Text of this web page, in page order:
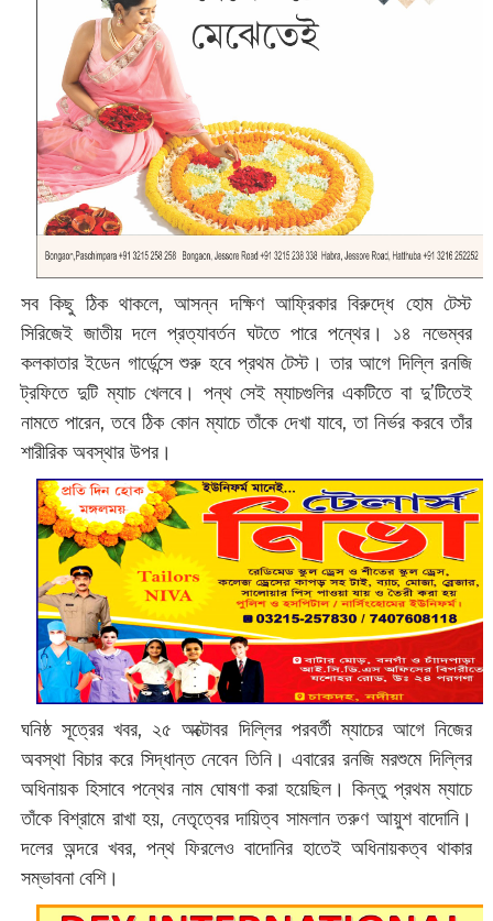
সব কিছু ঠিক থাকলে, আসন্ন দক্ষিণ আফ্রিকার বিরুদ্ধে হোম টেস্ট
সিরিজেই জাতীয় দলে প্রত্যাবর্তন ঘটতে পারে পন্থের। ১৪ নভেম্বর
কলকাতার ইডেন গার্ডেন্সে শুরু হবে প্রথম টেস্ট। তার আগে দিল্লি রনজি
ট্রফিতে দুটি ম্যাচ খেলবে। পন্থ সেই ম্যাচগুলির একটিতে বা দু’টিতেই
নামতে পারেন, তবে ঠিক কোন ম্যাচে তাঁকে দেখা যাবে, তা নির্ভর করবে তাঁর
শারীরিক অবস্থার উপর।
ঘনিষ্ঠ সূত্রের খবর, ২৫ অক্টোবর দিল্লির পরবর্তী ম্যাচের আগে নিজের
অবস্থা বিচার করে সিদ্ধান্ত নেবেন তিনি। এবারের রনজি মরশুমে দিল্লির
অধিনায়ক হিসাবে পন্থের নাম ঘোষণা করা হয়েছিল। কিন্তু প্রথম ম্যাচে
তাঁকে বিশ্রামে রাখা হয়, নেতৃত্বের দায়িত্ব সামলান তরুণ আয়ুশ বাদোনি।
দলের অন্দরে খবর, পন্থ ফিরলেও বাদোনির হাতেই অধিনায়কত্ব থাকার
সম্ভাবনা বেশি।